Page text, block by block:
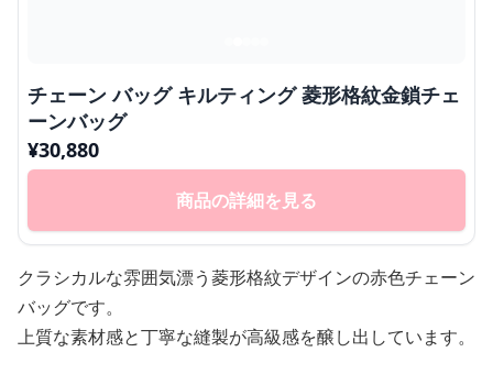
チェーン バッグ キルティング 菱形格紋金鎖チェ
ーンバッグ
¥30,880
商品の詳細を見る
クラシカルな雰囲気漂う菱形格紋デザインの赤色チェーン
バッグです。
上質な素材感と丁寧な縫製が高級感を醸し出しています。